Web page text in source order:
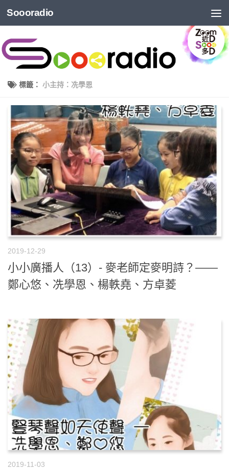
Soooradio
標籤： 小主持：冼學恩
2019-12-29
小小廣播人（13）- 麥老師定麥明詩？——
鄭心悠、冼學恩、楊軼堯、方卓菱
2019-11-03